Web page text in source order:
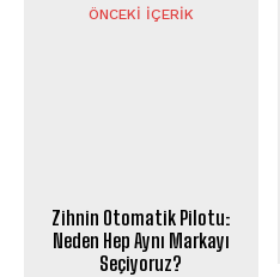
ÖNCEKI İÇERIK
Zihnin Otomatik Pilotu:
Neden Hep Aynı Markayı
Seçiyoruz?